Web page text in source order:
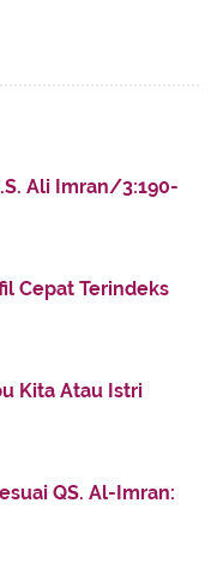
Nabi Muhammad
Islam Rahmatan lil ...
Quraish Shihab di ...
Walidain
Yatim Terlantar di
Bumi
Ali Imran/3:190-
Cepat Terindeks
Kita Atau Istri
QS. Al-Imran: